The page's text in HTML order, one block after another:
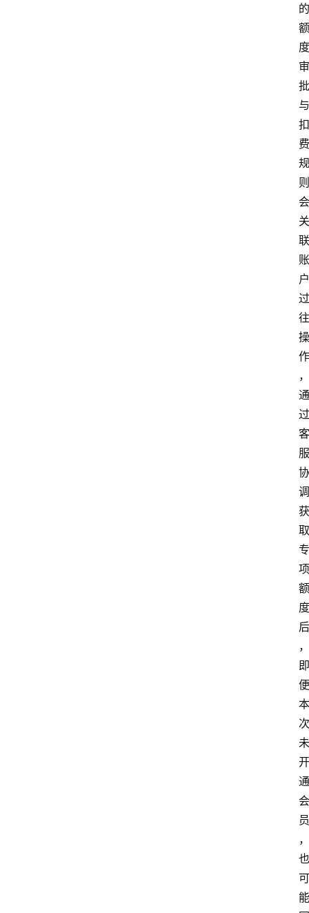
的
额
度
审
批
与
扣
费
规
则
会
关
联
账
户
过
往
操
作
，
通
过
客
服
协
调
获
取
专
项
额
度
后
，
即
便
本
次
未
开
通
会
员
，
也
可
能